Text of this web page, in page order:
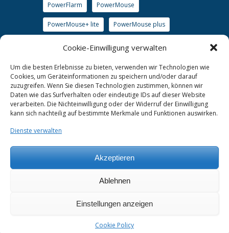
Cookie-Einwilligung verwalten
Um die besten Erlebnisse zu bieten, verwenden wir Technologien wie
Cookies, um Geräteinformationen zu speichern und/oder darauf
zuzugreifen. Wenn Sie diesen Technologien zustimmen, können wir
Daten wie das Surfverhalten oder eindeutige IDs auf dieser Website
verarbeiten. Die Nichteinwilligung oder der Widerruf der Einwilligung
kann sich nachteilig auf bestimmte Merkmale und Funktionen auswirken.
Dienste verwalten
Akzeptieren
Ablehnen
Einstellungen anzeigen
Cookie Policy
PowerFlarm PowerMouse
PowerMouse+ lite PowerMouse plus
S10
soaringxx SxHAWK TrafficView
TrafficView57 Transponder WiFi
www.lx-avionik.de
Im Rosengarten 5, D-97647 Hausen/Roth
support@lx-avionik.de